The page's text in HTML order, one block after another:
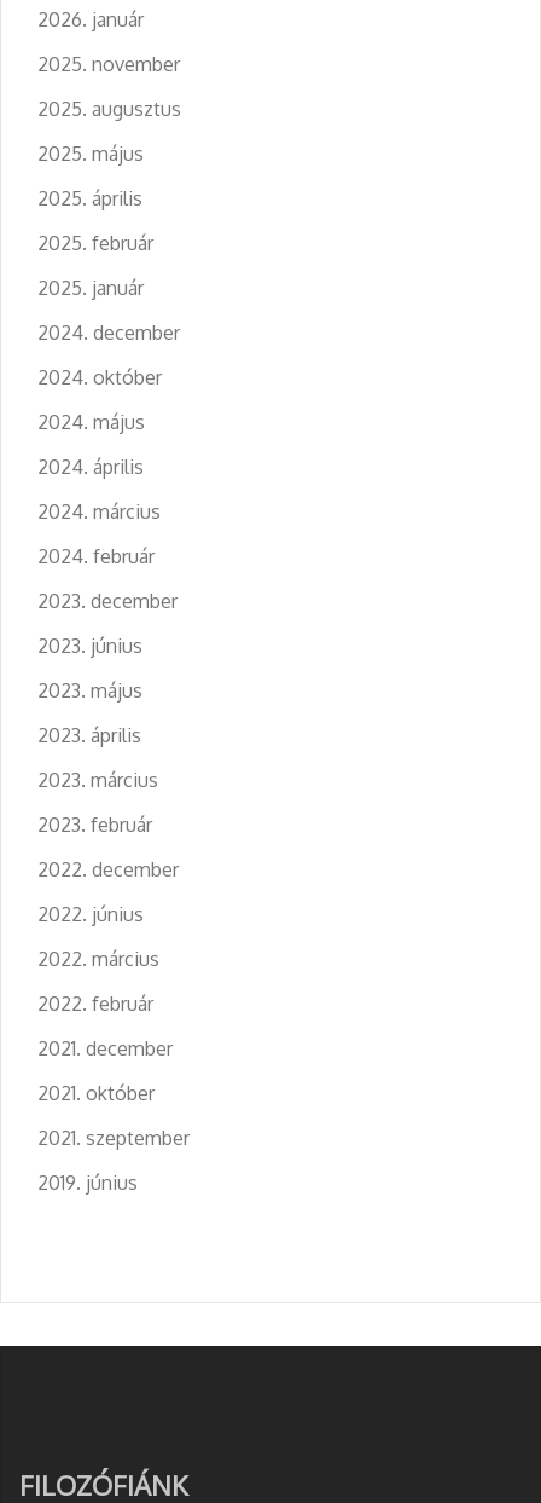
2026. január
2025. november
2025. augusztus
2025. május
2025. április
2025. február
2025. január
2024. december
2024. október
2024. május
2024. április
2024. március
2024. február
2023. december
2023. június
2023. május
2023. április
2023. március
2023. február
2022. december
2022. június
2022. március
2022. február
2021. december
2021. október
2021. szeptember
2019. június
FILOZÓFIÁNK